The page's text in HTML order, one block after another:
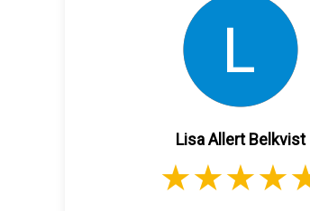
Lisa Allert Belkvist